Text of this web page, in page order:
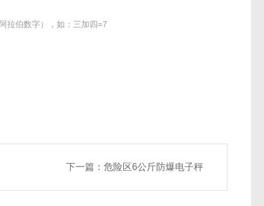
拉伯数字），如：三加四=7
下一篇： 危险区6公斤防爆电子秤